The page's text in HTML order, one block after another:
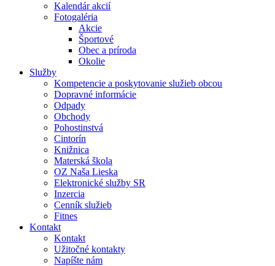
Kalendár akcií
Fotogaléria
Akcie
Športové
Obec a príroda
Okolie
Služby
Kompetencie a poskytovanie služieb obcou
Dopravné informácie
Odpady
Obchody
Pohostinstvá
Cintorín
Knižnica
Materská škola
OZ Naša Lieska
Elektronické služby SR
Inzercia
Cenník služieb
Fitnes
Kontakt
Kontakt
Užitočné kontakty
Napíšte nám